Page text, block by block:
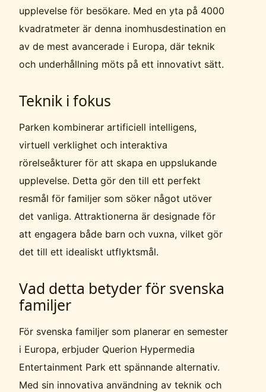
upplevelse för besökare. Med en yta på 4000
kvadratmeter är denna inomhusdestination en
av de mest avancerade i Europa, där teknik
och underhållning möts på ett innovativt sätt.
Teknik i fokus
Parken kombinerar artificiell intelligens,
virtuell verklighet och interaktiva
rörelseåkturer för att skapa en uppslukande
upplevelse. Detta gör den till ett perfekt
resmål för familjer som söker något utöver
det vanliga. Attraktionerna är designade för
att engagera både barn och vuxna, vilket gör
det till ett idealiskt utflyktsmål.
Vad detta betyder för svenska
familjer
För svenska familjer som planerar en semester
i Europa, erbjuder Querion Hypermedia
Entertainment Park ett spännande alternativ.
Med sin innovativa användning av teknik och